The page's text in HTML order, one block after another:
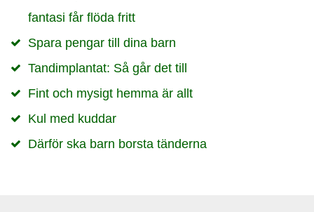
fantasi får flöda fritt
Spara pengar till dina barn
Tandimplantat: Så går det till
Fint och mysigt hemma är allt
Kul med kuddar
Därför ska barn borsta tänderna